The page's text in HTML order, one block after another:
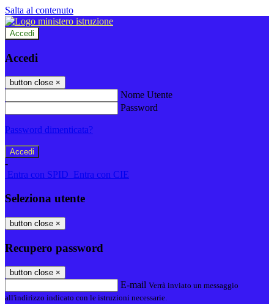
Salta al contenuto
Accedi
Accedi
button close ×
Nome Utente
Password
Password dimenticata?
-
Entra con SPID Entra con CIE
Seleziona utente
button close ×
Recupero password
button close ×
E-mail Verrà inviato un messaggio
all'indirizzo indicato con le istruzioni necessarie.